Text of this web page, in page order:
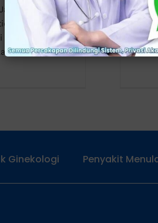
- Banyak
sabar untuk
balanitis akan
Ginekologi Penyakit